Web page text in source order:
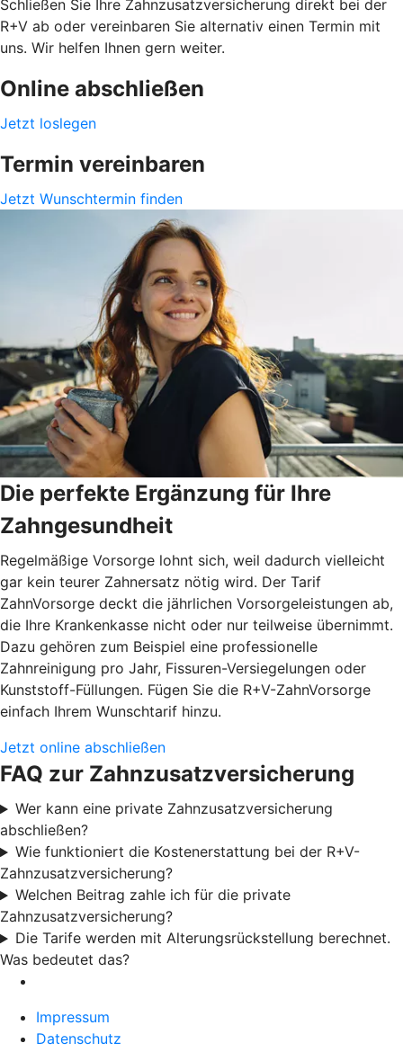
Schließen Sie Ihre Zahnzusatzversicherung direkt bei der
R+V ab oder vereinbaren Sie alternativ einen Termin mit
uns. Wir helfen Ihnen gern weiter.
Online abschließen
Jetzt loslegen
Termin vereinbaren
Jetzt Wunschtermin finden
Die perfekte Ergänzung für Ihre
Zahngesundheit
Regelmäßige Vorsorge lohnt sich, weil dadurch vielleicht
gar kein teurer Zahnersatz nötig wird. Der Tarif
ZahnVorsorge deckt die jährlichen Vorsorgeleistungen ab,
die Ihre Krankenkasse nicht oder nur teilweise übernimmt.
Dazu gehören zum Beispiel eine professionelle
Zahnreinigung pro Jahr, Fissuren-Versiegelungen oder
Kunststoff-Füllungen. Fügen Sie die R+V-ZahnVorsorge
einfach Ihrem Wunschtarif hinzu.
Jetzt online abschließen
FAQ zur Zahnzusatzversicherung
Wer kann eine private Zahnzusatzversicherung
abschließen?
Wie funktioniert die Kostenerstattung bei der R+V-
Zahnzusatzversicherung?
Welchen Beitrag zahle ich für die private
Zahnzusatzversicherung?
Die Tarife werden mit Alterungsrückstellung berechnet.
Was bedeutet das?
Impressum
Datenschutz